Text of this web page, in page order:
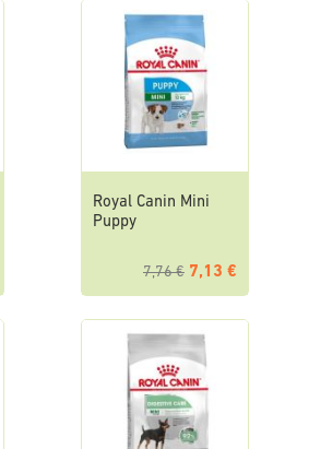
Royal Canin Mini
Puppy
7,76 € 7,13 €